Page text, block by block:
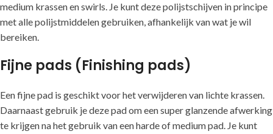
medium krassen en swirls. Je kunt deze polijstschijven in principe
met alle polijstmiddelen gebruiken, afhankelijk van wat je wil
bereiken.
Fijne pads (Finishing pads)
Een fijne pad is geschikt voor het verwijderen van lichte krassen.
Daarnaast gebruik je deze pad om een super glanzende afwerking
te krijgen na het gebruik van een harde of medium pad. Je kunt